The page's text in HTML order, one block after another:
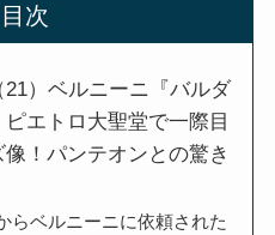
目次
21）ベルニーニ『バルダ
エトロ大聖堂で一際目
！パンテオンとの驚き
らベルニーニに依頼された